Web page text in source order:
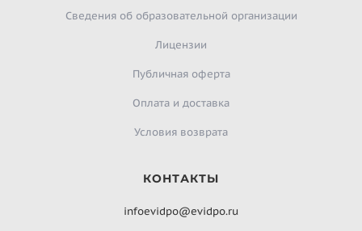
Сведения об образовательной организации
Лицензии
Публичная оферта
Оплата и доставка
Условия возврата
КОНТАКТЫ
infoevidpo@evidpo.ru